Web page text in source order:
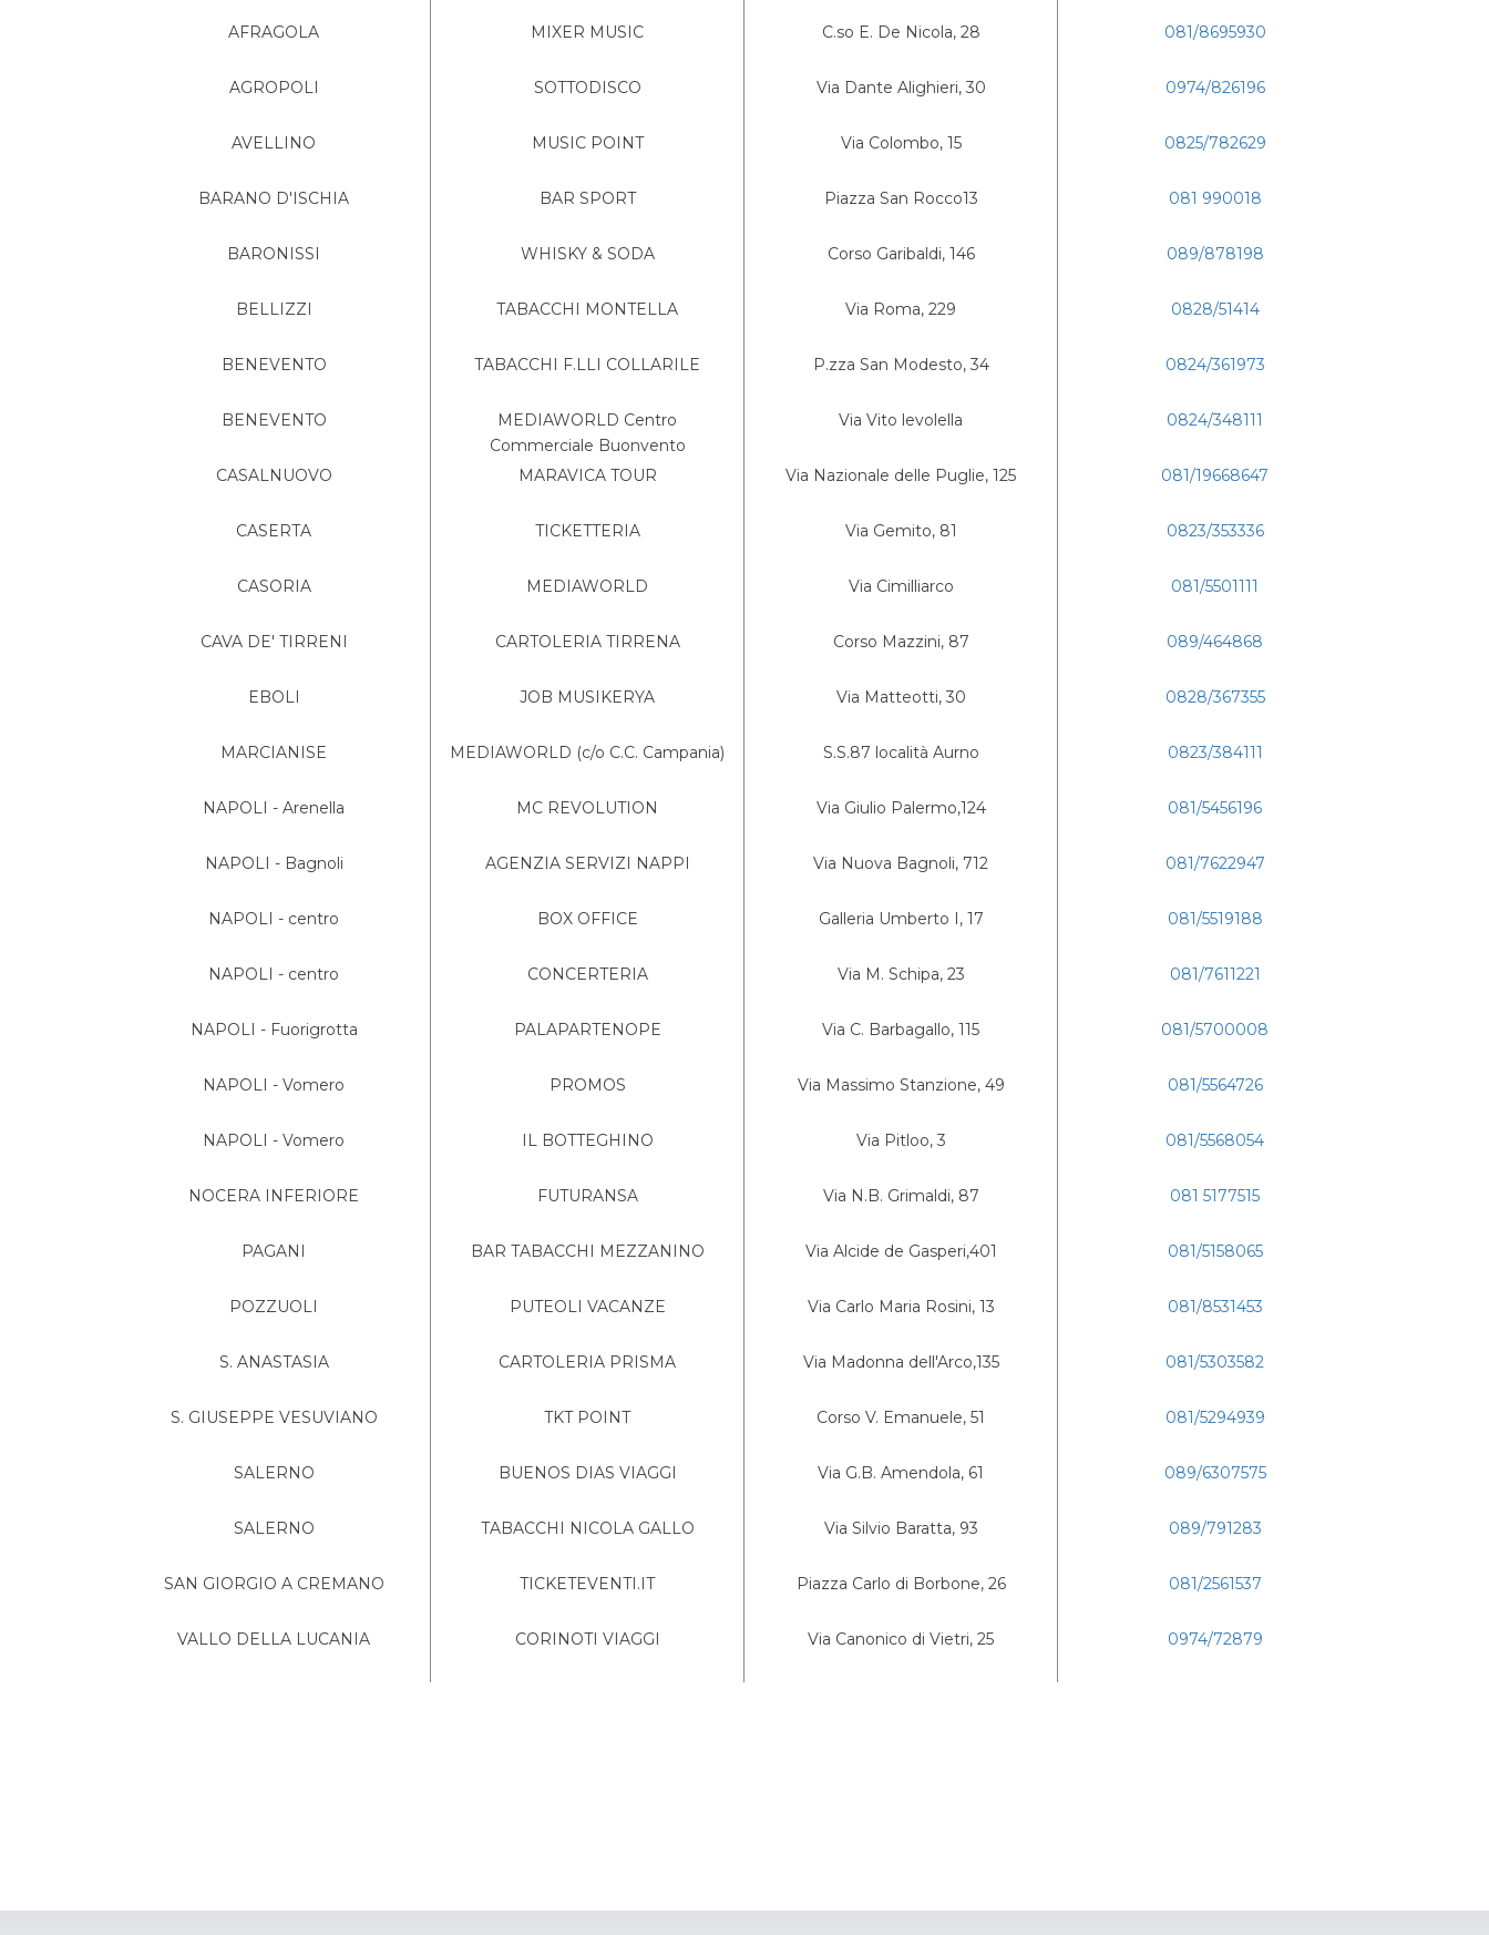
AFRAGOLA MIXER MUSIC C.so E. De Nicola, 28 081/8695930
AGROPOLI SOTTODISCO Via Dante Alighieri, 30 0974/826196
AVELLINO MUSIC POINT Via Colombo, 15 0825/782629
BARANO D'ISCHIA BAR SPORT Piazza San Rocco13 081 990018
BARONISSI WHISKY & SODA Corso Garibaldi, 146 089/878198
BELLIZZI TABACCHI MONTELLA Via Roma, 229 0828/51414
BENEVENTO TABACCHI F.LLI COLLARILE P.zza San Modesto, 34 0824/361973
BENEVENTO
MEDIAWORLD Centro
Commerciale Buonvento
Via Vito levolella 0824/348111
CASALNUOVO MARAVICA TOUR Via Nazionale delle Puglie, 125 081/19668647
CASERTA TICKETTERIA Via Gemito, 81 0823/353336
CASORIA MEDIAWORLD Via Cimilliarco 081/5501111
CAVA DE' TIRRENI CARTOLERIA TIRRENA Corso Mazzini, 87 089/464868
EBOLI JOB MUSIKERYA Via Matteotti, 30 0828/367355
MARCIANISE MEDIAWORLD (c/o C.C. Campania) S.S.87 località Aurno 0823/384111
NAPOLI - Arenella MC REVOLUTION Via Giulio Palermo,124 081/5456196
NAPOLI - Bagnoli AGENZIA SERVIZI NAPPI Via Nuova Bagnoli, 712 081/7622947
NAPOLI - centro BOX OFFICE Galleria Umberto I, 17 081/5519188
NAPOLI - centro CONCERTERIA Via M. Schipa, 23 081/7611221
NAPOLI - Fuorigrotta PALAPARTENOPE Via C. Barbagallo, 115 081/5700008
NAPOLI - Vomero PROMOS Via Massimo Stanzione, 49 081/5564726
NAPOLI - Vomero IL BOTTEGHINO Via Pitloo, 3 081/5568054
NOCERA INFERIORE FUTURANSA Via N.B. Grimaldi, 87 081 5177515
PAGANI BAR TABACCHI MEZZANINO Via Alcide de Gasperi,401 081/5158065
POZZUOLI PUTEOLI VACANZE Via Carlo Maria Rosini, 13 081/8531453
S. ANASTASIA CARTOLERIA PRISMA Via Madonna dell'Arco,135 081/5303582
S. GIUSEPPE VESUVIANO TKT POINT Corso V. Emanuele, 51 081/5294939
SALERNO BUENOS DIAS VIAGGI Via G.B. Amendola, 61 089/6307575
SALERNO TABACCHI NICOLA GALLO Via Silvio Baratta, 93 089/791283
SAN GIORGIO A CREMANO TICKETEVENTI.IT Piazza Carlo di Borbone, 26 081/2561537
VALLO DELLA LUCANIA CORINOTI VIAGGI Via Canonico di Vietri, 25 0974/72879